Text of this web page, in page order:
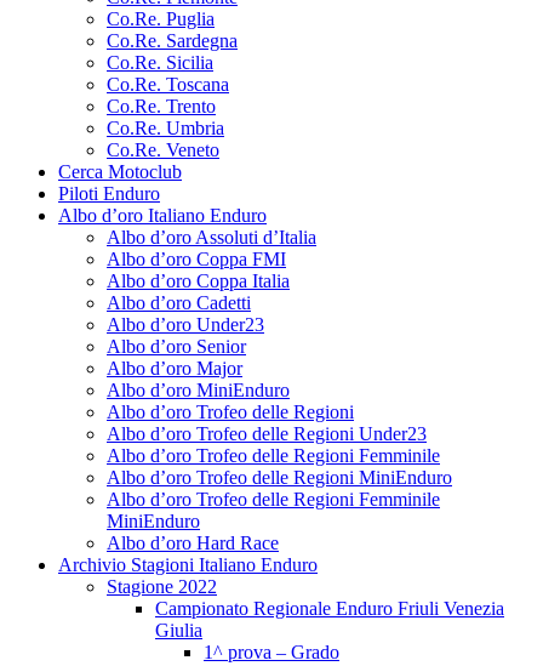
Co.Re. Puglia
Co.Re. Sardegna
Co.Re. Sicilia
Co.Re. Toscana
Co.Re. Trento
Co.Re. Umbria
Co.Re. Veneto
Cerca Motoclub
Piloti Enduro
Albo d’oro Italiano Enduro
Albo d’oro Assoluti d’Italia
Albo d’oro Coppa FMI
Albo d’oro Coppa Italia
Albo d’oro Cadetti
Albo d’oro Under23
Albo d’oro Senior
Albo d’oro Major
Albo d’oro MiniEnduro
Albo d’oro Trofeo delle Regioni
Albo d’oro Trofeo delle Regioni Under23
Albo d’oro Trofeo delle Regioni Femminile
Albo d’oro Trofeo delle Regioni MiniEnduro
Albo d’oro Trofeo delle Regioni Femminile
MiniEnduro
Albo d’oro Hard Race
Archivio Stagioni Italiano Enduro
Stagione 2022
Campionato Regionale Enduro Friuli Venezia
Giulia
1^ prova – Grado